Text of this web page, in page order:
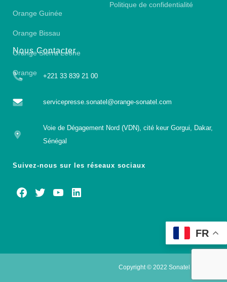
Orange Guinée
Orange Bissau
Orange Sierra Leone
Orange
Politique de confidentialité
Nous Contacter
+221 33 839 21 00
servicepresse.sonatel@orange-sonatel.com
Voie de Dégagement Nord (VDN), cité keur Gorgui, Dakar,
Sénégal
Suivez-nous sur les réseaux sociaux
Copyright © 2022 Sonatel
FR